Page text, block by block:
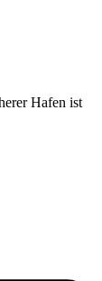
Hafen ist